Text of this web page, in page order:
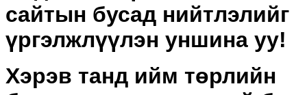
сайтын бусад нийтлэлийг
үргэлжлүүлэн уншина уу!
Хэрэв танд ийм төрлийн